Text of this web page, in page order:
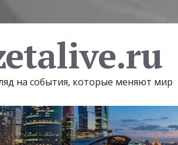
на события, которые меняют мир